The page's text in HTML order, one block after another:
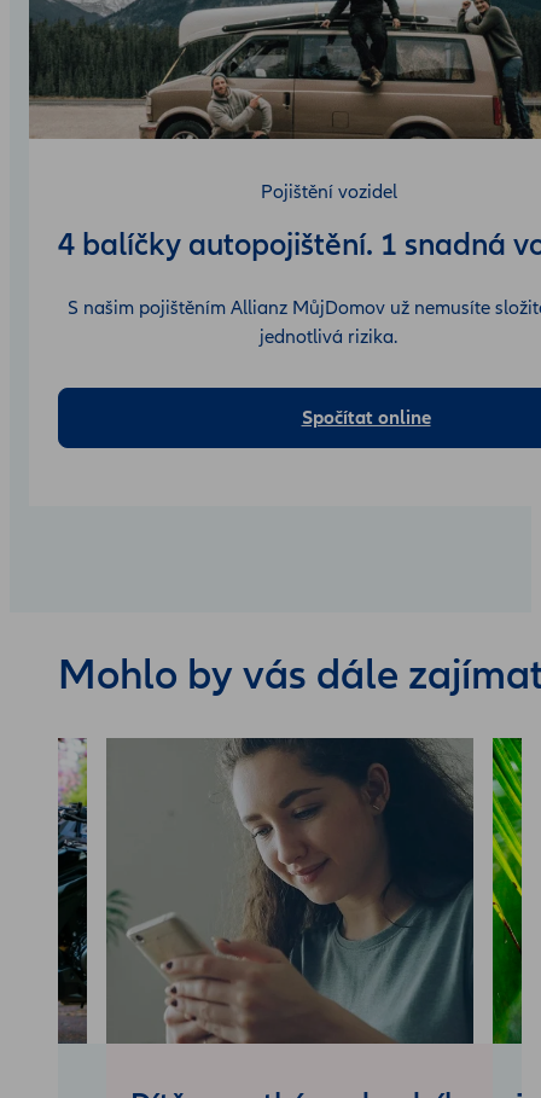
Pojištění vozidel
4 balíčky autopojištění. 1 snadná
S našim pojištěním Allianz MůjDomov už nemusíte
jednotlivá rizika.
Spočítat online
Mohlo by vás dále